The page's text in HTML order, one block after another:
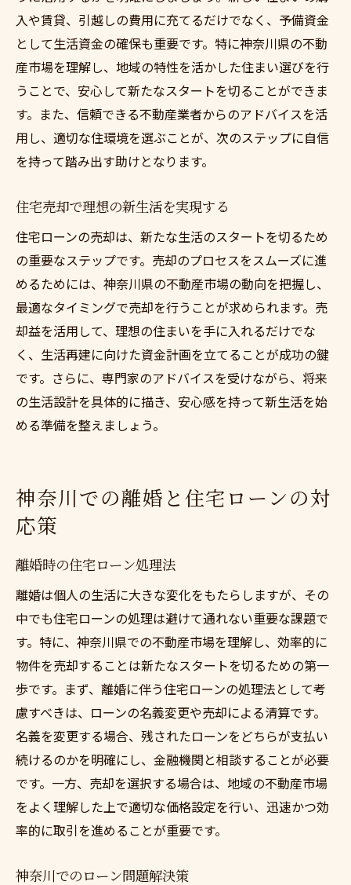
入や賃貸、引越しの費用に充てるだけでなく、予備資金
として生活資金の確保も重要です。特に神奈川県の不動
産市場を理解し、地域の特性を活かした住まい選びを行
うことで、安心して新たなスタートを切ることができま
す。また、信頼できる不動産業者からのアドバイスを活
用し、適切な住環境を選ぶことが、次のステップに自信
を持って踏み出す助けとなります。
住宅売却で理想の新生活を実現する
住宅ローンの売却は、新たな生活のスタートを切るため
の重要なステップです。売却のプロセスをスムーズに進
めるためには、神奈川県の不動産市場の動向を把握し、
最適なタイミングで売却を行うことが求められます。売
却益を活用して、理想の住まいを手に入れるだけでな
く、生活再建に向けた資金計画を立てることが成功の鍵
です。さらに、専門家のアドバイスを受けながら、将来
の生活設計を具体的に描き、安心感を持って新生活を始
める準備を整えましょう。
神奈川での離婚と住宅ローンの対
応策
離婚時の住宅ローン処理法
離婚は個人の生活に大きな変化をもたらしますが、その
中でも住宅ローンの処理は避けて通れない重要な課題で
す。特に、神奈川県での不動産市場を理解し、効率的に
物件を売却することは新たなスタートを切るための第一
歩です。まず、離婚に伴う住宅ローンの処理法として考
慮すべきは、ローンの名義変更や売却による清算です。
名義を変更する場合、残されたローンをどちらが支払い
続けるのかを明確にし、金融機関と相談することが必要
です。一方、売却を選択する場合は、地域の不動産市場
をよく理解した上で適切な価格設定を行い、迅速かつ効
率的に取引を進めることが重要です。
神奈川でのローン問題解決策